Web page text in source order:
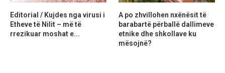
Editorial / Kujdes nga virusi i
Etheve të Nilit – më të
rrezikuar moshat e...
A po zhvillohen nxënësit të
barabartë përballë dallimeve
etnike dhe shkollave ku
mësojnë?